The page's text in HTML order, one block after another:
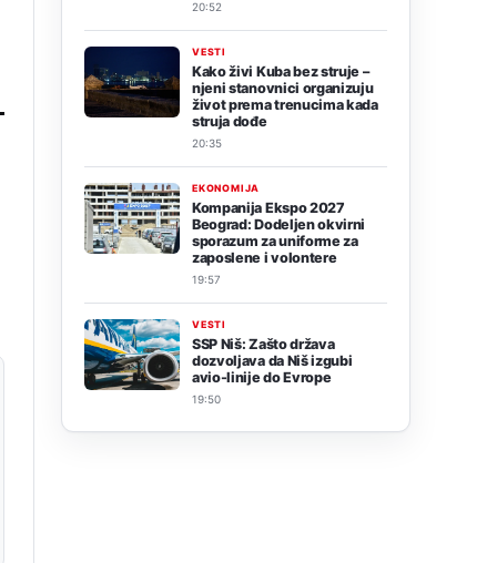
20:52
VESTI
Kako živi Kuba bez struje –
njeni stanovnici organizuju
život prema trenucima kada
struja dođe
20:35
EKONOMIJA
Kompanija Ekspo 2027
Beograd: Dodeljen okvirni
sporazum za uniforme za
zaposlene i volontere
19:57
VESTI
SSP Niš: Zašto država
dozvoljava da Niš izgubi
avio-linije do Evrope
19:50